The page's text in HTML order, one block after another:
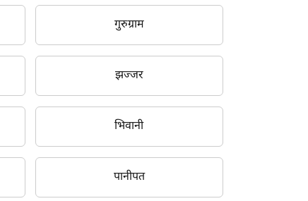
गुरुग्राम
झज्जर
भिवानी
पानीपत